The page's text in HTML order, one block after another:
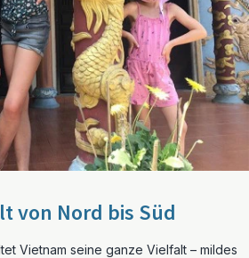
von Nord bis Süd
Vietnam seine ganze Vielfalt – mildes